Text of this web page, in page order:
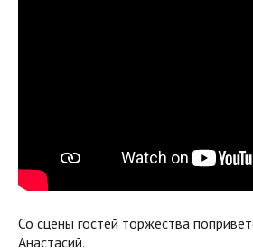
Со сцены гостей торжества
Анастасий.